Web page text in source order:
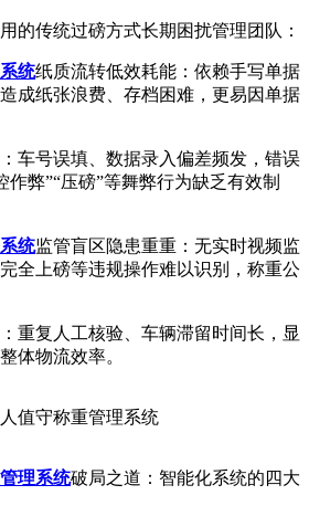
传统过磅方式长期困扰管理团队：
统纸质流转低效耗能：依赖手写单据
成纸张浪费、存档困难，更易因单据
号误填、数据录入偏差频发，错误
作弊”“压磅”等舞弊行为缺乏有效制
统监管盲区隐患重重：无实时视频监
全上磅等违规操作难以识别，称重公
复人工核验、车辆滞留时间长，显
体物流效率。
理系统破局之道：智能化系统的四大